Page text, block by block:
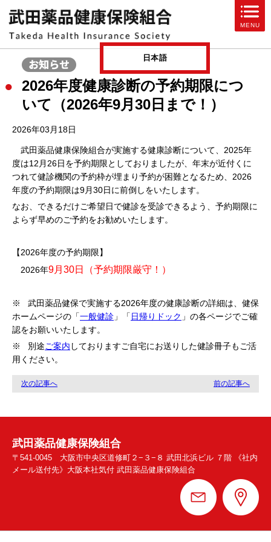
MENU
2026年度健康診断の予約期限につ
いて（2026年9月30日まで！）
2026年03月18日
武田薬品健康保険組合が実施する健康診断について、2025年
度は12月26日を予約期限としておりましたが、年末が近付くに
つれて健診機関の予約枠が埋まり予約が困難となるため、2026
年度の予約期限は9月30日に前倒しをいたします。
なお、できるだけご希望日で健診を受診できるよう、予約期限に
よらず早めのご予約をお勧めいたします。
【2026年度の予約期限】
2026年9月30日（予約期限厳守！）
※ 武田薬品健保で実施する2026年度の健康診断の詳細は、健保
ホームページの「一般健診 」「 日帰りドック 」の各ページでご確
認をお願いいたします。
※ 別途ご案内 しておりますご自宅にお送りした健診冊子もご活
用ください。
次の記事へ 前の記事へ
武田薬品健康保険組合
〒541-0045 大阪市中央区道修町２−３−８ 武田北浜ビル ７階 《社内
メール送付先》大阪本社気付 武田薬品健康保険組合
日本語